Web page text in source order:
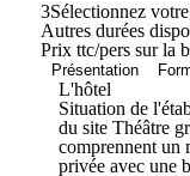
3Sélectionnez
Autres durées
Prix ttc/pers sur la
Présentation
L'hôtel
Situation de
du site Théâtre
comprennent un
privée avec une